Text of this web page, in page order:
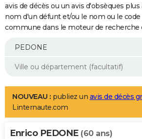
Retraite
Epargne
Immobilier
Risques naturels par ville
Banque
Assurance
AUTO
Essais
Réserver un essai
Citadines
Berlines
SUV
Forum auto
+
Mobiles
Meilleur smartphone
Internet
Ordinateurs
Jeux vidéo
Guide high-tech
Aménagement intérieur
LIFESTYLE
Art de vivre
Bien-être
Loisirs
Mode
Modes de vie
Alimentation
Guide de la santé
Maladies
Médicaments
Sommeil
VOYAGE
avis de décès ou un avis d'obsèques
nom d'un défunt et/ou le nom ou le
commune dans le moteur de recherche
NOUVEAU : publiez un avis de décès
Linternaute.com
Enrico PEDONE (60 ans)